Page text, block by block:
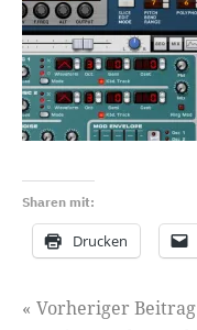
Sharen mit:
Drucken
Vorheriger Beitrag